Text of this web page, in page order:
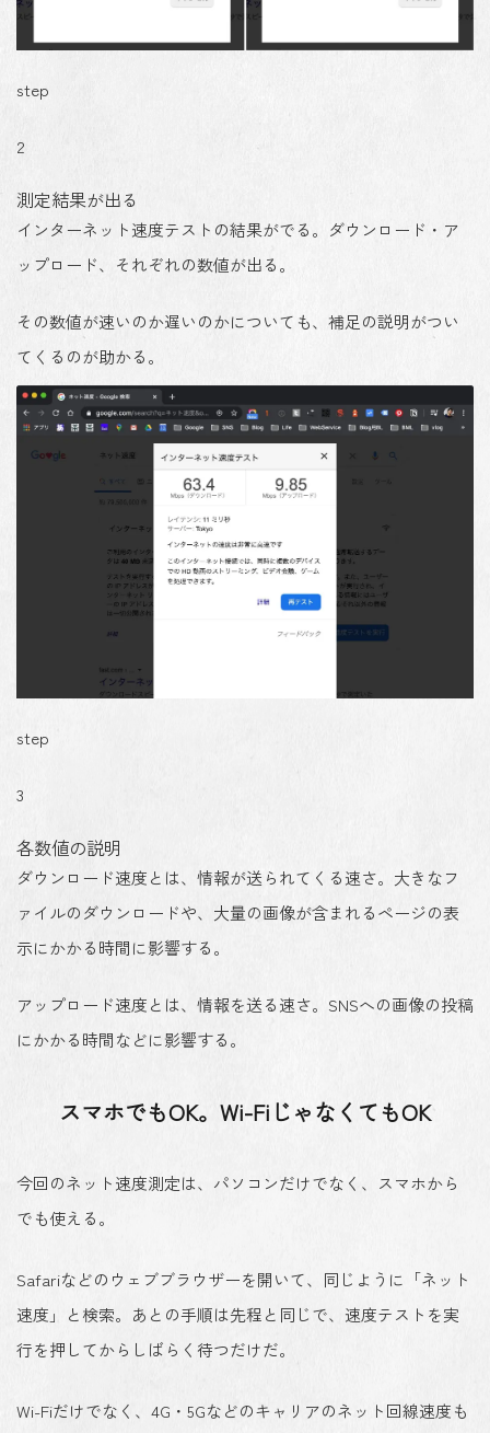
step
2
測定結果が出る
インターネット速度テストの結果がでる。ダウンロード・ア
ップロード、それぞれの数値が出る。
その数値が速いのか遅いのかについても、補足の説明がつい
てくるのが助かる。
step
3
各数値の説明
ダウンロード速度とは、情報が送られてくる速さ。大きなフ
ァイルのダウンロードや、大量の画像が含まれるページの表
示にかかる時間に影響する。
アップロード速度とは、情報を送る速さ。SNSへの画像の投稿
にかかる時間などに影響する。
スマホでもOK。Wi-FiじゃなくてもOK
今回のネット速度測定は、パソコンだけでなく、スマホから
でも使える。
Safariなどのウェブブラウザーを開いて、同じように「ネット
速度」と検索。あとの手順は先程と同じで、 速度テストを実
行を押してからしばらく待つだけだ。
Wi-Fiだけでなく、4G・5Gなどのキャリアのネット回線速度も